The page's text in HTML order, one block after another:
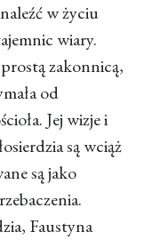
w życiu
wiary.
zakonnicą,
od
Jej wizje i
są wciąż
są jako
Faustyna